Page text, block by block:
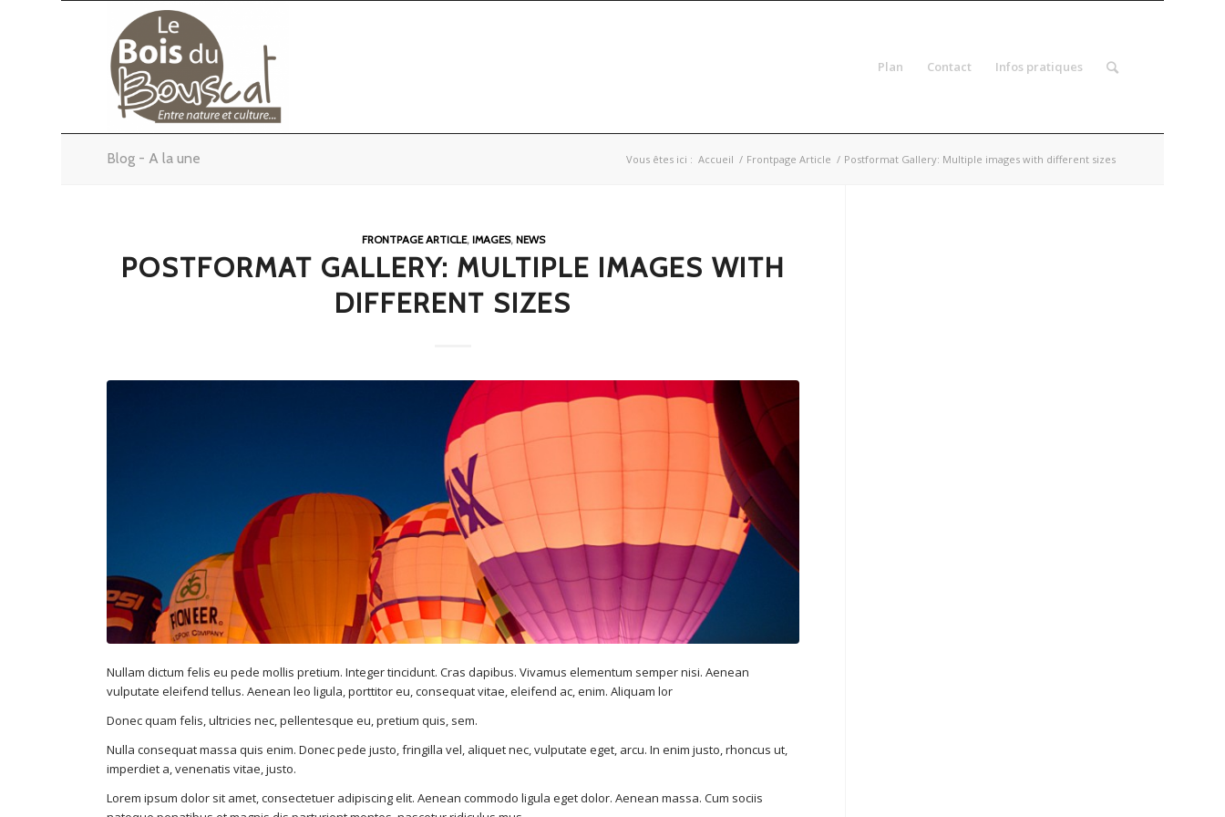
Plan Contact Infos pratiques
Blog - A la une Vous êtes ici : Accueil / Frontpage Article / Postformat Gallery: Multiple images with different sizes
FRONTPAGE ARTICLE, IMAGES, NEWS
POSTFORMAT GALLERY: MULTIPLE IMAGES WITH
DIFFERENT SIZES
Nullam dictum felis eu pede mollis pretium. Integer tincidunt. Cras dapibus. Vivamus elementum semper nisi. Aenean
vulputate eleifend tellus. Aenean leo ligula, porttitor eu, consequat vitae, eleifend ac, enim. Aliquam lor
Donec quam felis, ultricies nec, pellentesque eu, pretium quis, sem.
Nulla consequat massa quis enim. Donec pede justo, fringilla vel, aliquet nec, vulputate eget, arcu. In enim justo, rhoncus ut,
imperdiet a, venenatis vitae, justo.
Lorem ipsum dolor sit amet, consectetuer adipiscing elit. Aenean commodo ligula eget dolor. Aenean massa. Cum sociis